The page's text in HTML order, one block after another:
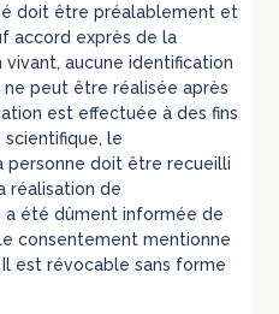
doit être préalablement et
accord exprès de la
aucune identification
peut être réalisée après
est effectuée à des fins
le
personne doit être recueilli
réalisation de
a été dûment informée de
consentement mentionne
est révocable sans forme